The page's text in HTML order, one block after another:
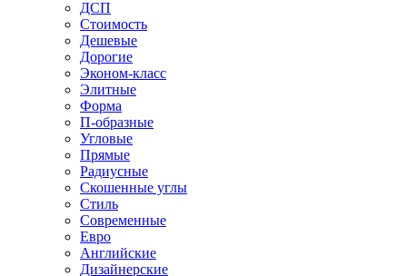
ДСП
Стоимость
Дешевые
Дорогие
Эконом-класс
Элитные
Форма
П-образные
Угловые
Прямые
Радиусные
Скошенные углы
Стиль
Современные
Евро
Английские
Дизайнерские